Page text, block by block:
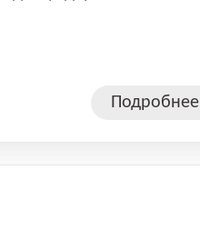
с компаниями из
Подробнее